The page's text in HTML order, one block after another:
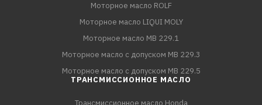
Моторное масло ROLF
Моторное масло LIQUI MOLY
Моторное масло MB 229.1
Моторное масло с допуском MB 229.3
Моторное масло с допуском MB 229.5
ТРАНСМИССИОННОЕ МАСЛО